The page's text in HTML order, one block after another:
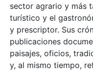
sector agrario y más
turístico y el
y prescriptor. Sus
publicaciones
paisajes, oficios,
y, al mismo tiempo,